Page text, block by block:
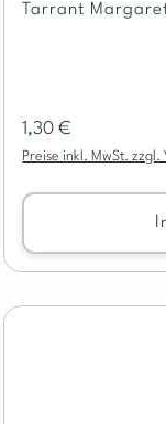
Tarrant
Regulärer Preis:
1,30 €
Preise inkl. MwSt. zzgl.